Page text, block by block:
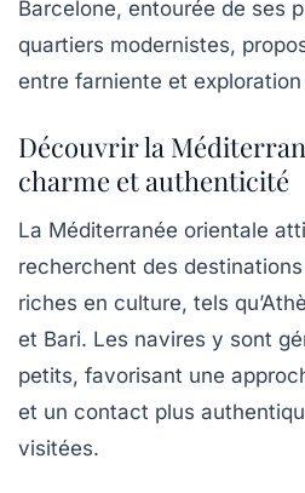
Barcelone, entourée de ses
quartiers modernistes,
entre farniente et
Découvrir la
charme et authenticité
La Méditerranée orientale
recherchent des
riches en culture, tels
et Bari. Les navires y sont
petits, favorisant une
et un contact plus
visitées.